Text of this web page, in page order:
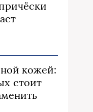
кожей:
стоит